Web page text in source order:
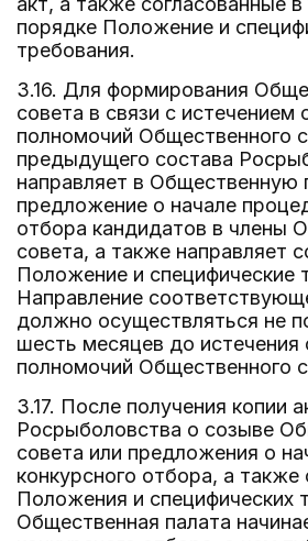
порядке Положение и
требования.
3.16. Для формирования
совета в связи с истечением
полномочий Общественного
предыдущего состава
направляет в Общественную
предложение о начале
отбора кандидатов в члены
совета, а также направляет
Положение и специфические
Направление
должно осуществляться не
шесть месяцев до истечения
полномочий Общественного
3.17. После получения копии
Росрыболовства о созыве
совета или предложения о
конкурсного отбора, а также
Положения и специфических
Общественная палата